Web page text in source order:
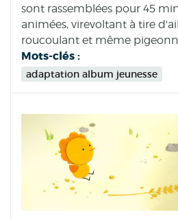
sont rassemblées pour 45
animées, virevoltant à tire
roucoulant et même
Mots-clés :
adaptation album jeunesse